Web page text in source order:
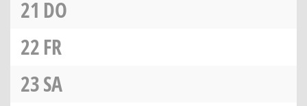
21 DO
22FR
23SA